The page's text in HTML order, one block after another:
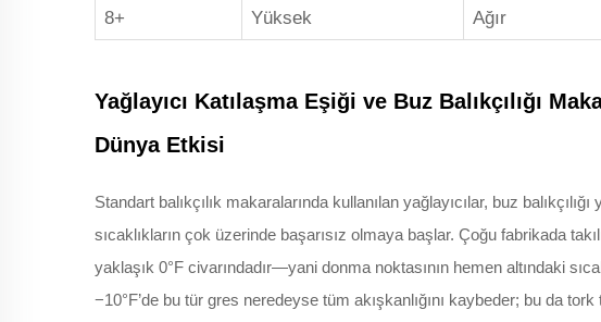
8+ Yüksek Ağır
Yağlayıcı Katılaşma Eşiği ve Buz Balıkçılığı
Dünya Etkisi
Standart balıkçılık makaralarında kullanılan yağlayıcılar, buz
sıcaklıkların çok üzerinde başarısız olmaya başlar. Çoğu fabrikada
yaklaşık 0°F civarındadır—yani donma noktasının hemen altındaki
−10°F’de bu tür gres neredeyse tüm akışkanlığını kaybeder; bu da